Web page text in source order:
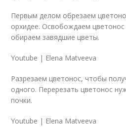
Первым делом обрезаем
орхидее. Освобождаем
обираем завядшие цветы.
Youtube | Elena Matveeva
Разрезаем цветонос, чтобы
одного. Перерезать цветонос
почки.
Youtube | Elena Matveeva